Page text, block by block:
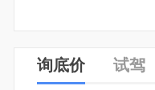
询底价 试驾